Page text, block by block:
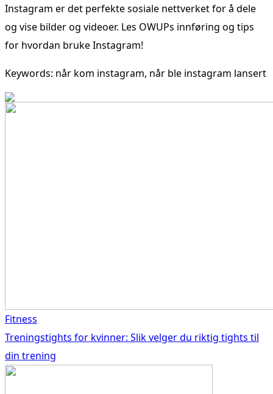
Instagram er det perfekte sosiale nettverket for å dele
og vise bilder og videoer. Les OWUPs innføring og tips
for hvordan bruke Instagram!
Keywords: når kom instagram, når ble instagram lansert
Fitness
Treningstights for kvinner: Slik velger du riktig tights til
din trening